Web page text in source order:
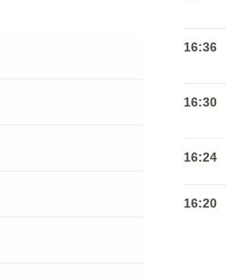
16:36
16:30
16:24
16:20